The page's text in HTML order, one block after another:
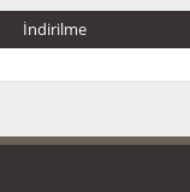
İndirilme